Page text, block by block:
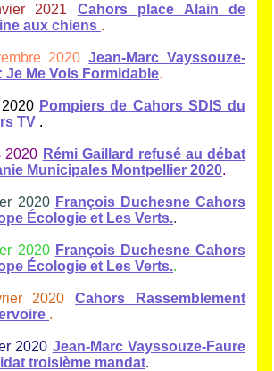
2021 Cahors place Alain de
aux chiens .
2020Jean-Marc Vayssouze-
Je Me Vois Formidable.
Pompiers de Cahors SDIS du
TV .
2020 Rémi Gaillard refusé au débat
Municipales Montpellier 2020.
2020 François Duchesne Cahors
Écologie et Les Verts..
2020 François Duchesne Cahors
Écologie et Les Verts..
2020Cahors Rassemblement
.
2020 Jean-Marc Vayssouze-Faure
troisième mandat.